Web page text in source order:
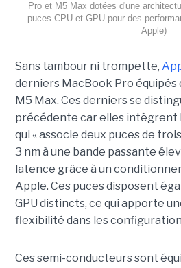
Pro et M5 Max dotées d'une
puces CPU et GPU pour des
Apple)
Sans tambour ni trompette,
derniers MacBook Pro équipés
M5 Max. Ces derniers se
précédente car elles intègrent
qui « associe deux puces de
3 nm à une bande passante
latence grâce à un
Apple. Ces puces disposent
GPU distincts, ce qui apporte
flexibilité dans les
Ces semi-conducteurs sont